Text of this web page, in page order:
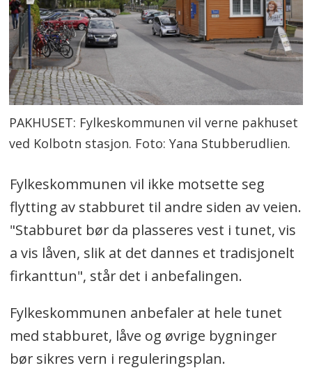
PAKHUSET: Fylkeskommunen vil verne pakhuset
ved Kolbotn stasjon. Foto: Yana Stubberudlien.
Fylkeskommunen vil ikke motsette seg
flytting av stabburet til andre siden av veien.
"Stabburet bør da plasseres vest i tunet, vis
a vis låven, slik at det dannes et tradisjonelt
firkanttun", står det i anbefalingen.
Fylkeskommunen anbefaler at hele tunet
med stabburet, låve og øvrige bygninger
bør sikres vern i reguleringsplan.